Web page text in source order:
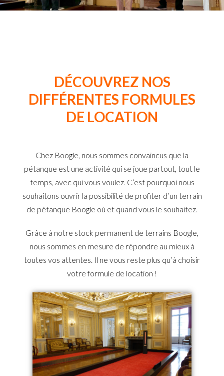
DÉCOUVREZ NOS
DIFFÉRENTES FORMULES
DE LOCATION
Chez Boogle, nous sommes convaincus que la
pétanque est une activité qui se joue partout, tout le
temps, avec qui vous voulez. C’est pourquoi nous
souhaitons ouvrir la possibilité de profiter d’un terrain
de pétanque Boogle où et quand vous le souhaitez.
Grâce à notre stock permanent de terrains Boogle,
nous sommes en mesure de répondre au mieux à
toutes vos attentes. Il ne vous reste plus qu’à choisir
votre formule de location !